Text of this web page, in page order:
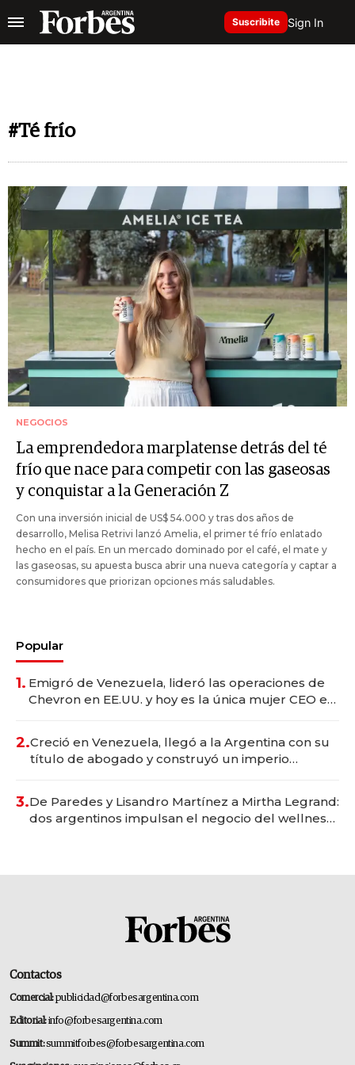
Suscribite Sign In
#Té frío
NEGOCIOS
La emprendedora marplatense detrás del té
frío que nace para competir con las gaseosas
y conquistar a la Generación Z
Con una inversión inicial de US$ 54.000 y tras dos años de
desarrollo, Melisa Retrivi lanzó Amelia, el primer té frío enlatado
hecho en el país. En un mercado dominado por el café, el mate y
las gaseosas, su apuesta busca abrir una nueva categoría y captar a
consumidores que priorizan opciones más saludables.
Popular
1. Emigró de Venezuela, lideró las operaciones de
Chevron en EE.UU. y hoy es la única mujer CEO en
2.Creció en Venezuela, llegó a la Argentina con su
título de abogado y construyó un imperio
3.De Paredes y Lisandro Martínez a Mirtha Legrand:
dos argentinos impulsan el negocio del wellness
Contactos
Comercial:publicidad@forbesargentina.com
Editorial:info@forbesargentina.com
Summit:summitforbes@forbesargentina.com